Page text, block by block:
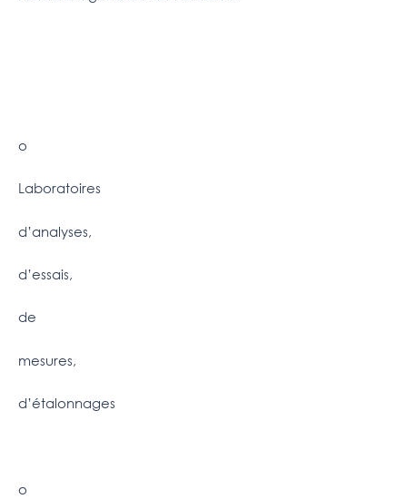
o
Laboratoires
d’analyses,
d’essais,
de
mesures,
d’étalonnages
o